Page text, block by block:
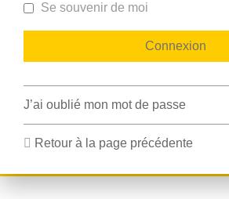
Se souvenir de moi
J’ai oublié mon mot de passe
Retour à la page précédente